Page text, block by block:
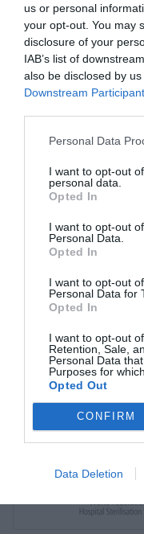
us or personal
your opt-out. You may
disclosure of your
IAB’s list of
also be disclosed by
Downstream
Personal Data
I want to opt-out
personal data.
Opted In
I want to opt-out
Personal Data.
Opted In
I want to opt-out
Personal Data for
Opted In
I want to opt-out
Retention, Sale,
Personal Data
Purposes for
Opted Out
CONFIRM
Data Deletion
Οδηγίες για συγγραφείς
Εθνική Αναγνώριση
Τόμοι/Τεύχη
Ευρετήριο όρων
Σύνδεσμοι
Επικοινωνία